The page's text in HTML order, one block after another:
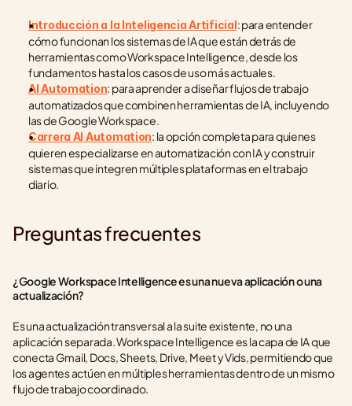
Introducción a la Inteligencia Artificial: para entender
cómo funcionan los sistemas de IA que están detrás de
herramientas como Workspace Intelligence, desde los
fundamentos hasta los casos de uso más actuales.
AI Automation: para aprender a diseñar flujos de trabajo
automatizados que combinen herramientas de IA, incluyendo
las de Google Workspace.
Carrera AI Automation: la opción completa para quienes
quieren especializarse en automatización con IA y construir
sistemas que integren múltiples plataformas en el trabajo
diario.
Preguntas frecuentes
¿Google Workspace Intelligence es una nueva aplicación o una
actualización?
Es una actualización transversal a la suite existente, no una
aplicación separada. Workspace Intelligence es la capa de IA que
conecta Gmail, Docs, Sheets, Drive, Meet y Vids, permitiendo que
los agentes actúen en múltiples herramientas dentro de un mismo
flujo de trabajo coordinado.